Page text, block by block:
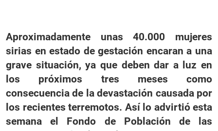
Aproximadamente unas 40.000 mujeres
sirias en estado de gestación encaran a una
grave situación, ya que deben dar a luz en
los próximos tres meses como
consecuencia de la devastación causada por
los recientes terremotos. Así lo advirtió esta
semana el Fondo de Población de las